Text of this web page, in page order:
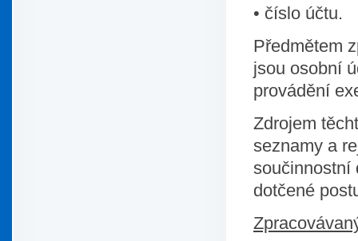
• číslo účtu.
Předmětem
jsou osobní
provádění
Zdrojem
seznamy a
součinnostní
dotčené